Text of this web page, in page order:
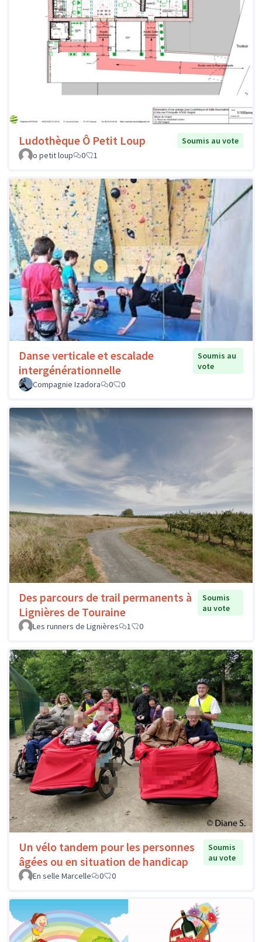
Ludothèque Ô Petit Loup
Soumis au vote
o petit loup
0 1
Danse verticale et escalade
intergénérationnelle
Soumis au
vote
Compagnie Izadora
0 0
Des parcours de trail permanents à
Lignières de Touraine
Soumis
au vote
Les runners de Lignières
1 0
Un vélo tandem pour les personnes
âgées ou en situation de handicap
Soumis
au vote
En selle Marcelle
0 0